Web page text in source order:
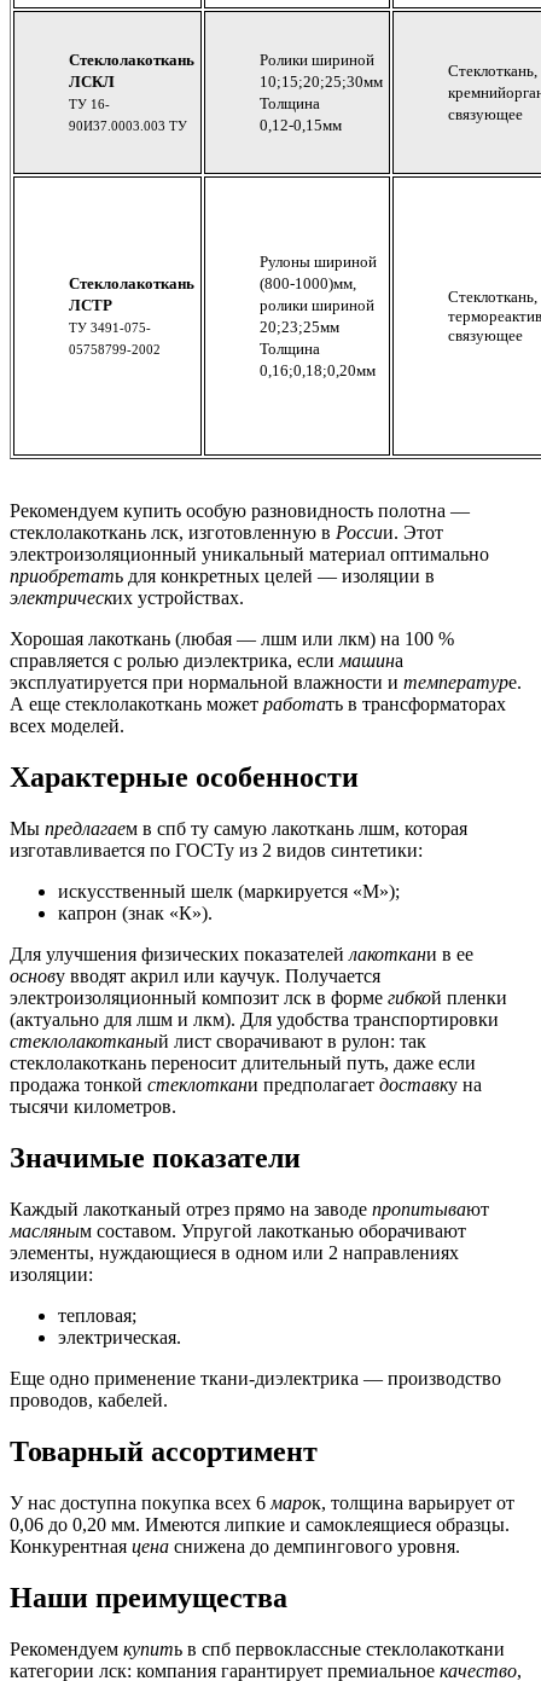
Стеклолакоткань
ЛСКЛ
ТУ 16-
90И37.0003.003 ТУ
Ролики шириной
10;15;20;25;30мм
Толщина
0,12-0,15мм
Стеклоткань,
связующее
Стеклолакоткань
ЛСТР
ТУ 3491-075-
05758799-2002
Рулоны шириной
(800-1000)мм,
ролики шириной
20;23;25мм
Толщина
0,16;0,18;0,20мм
Стеклоткань,
связующее
Рекомендуем купить особую разновидность полотна —
стеклолакоткань лск, изготовленную в России. Этот
электроизоляционный уникальный материал оптимально
приобретать для конкретных целей — изоляции в
электрических устройствах.
Хорошая лакоткань (любая — лшм или лкм) на 100 %
справляется с ролью диэлектрика, еслимашина
эксплуатируется при нормальной влажности и температуре.
А еще стеклолакоткань может работать в трансформаторах
всех моделей.
Характерные особенности
Мы предлагаем в спб ту самую лакоткань лшм, которая
изготавливается по ГОСТу из 2 видов синтетики:
искусственный шелк (маркируется «М»);
капрон (знак «К»).
Для улучшения физических показателей лакоткани в ее
основу вводят акрил или каучук. Получается
электроизоляционный композит лск в форме гибкой пленки
(актуально для лшм и лкм). Для удобства транспортировки
стеклолакотканый лист сворачивают в рулон: так
стеклолакоткань переносит длительный путь, даже если
продажа тонкой стеклоткани предполагает доставку на
тысячи километров.
Значимые показатели
Каждый лакотканый отрез прямо на заводе пропитывают
масляным составом. Упругой лакотканью оборачивают
элементы, нуждающиеся в одном или 2 направлениях
изоляции:
тепловая;
электрическая.
Еще одно применение ткани-диэлектрика — производство
проводов, кабелей.
Товарный ассортимент
У нас доступна покупка всех 6 марок, толщина варьирует от
0,06 до 0,20 мм. Имеются липкие и самоклеящиеся образцы.
Конкурентная цена снижена до демпингового уровня.
Наши преимущества
Рекомендуем купить в спб первоклассные стеклолакоткани
категории лcк: компания гарантирует премиальное качество,